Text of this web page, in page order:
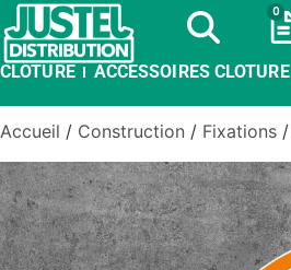
0
CLOTURE ACCESSOIRES CLOTURE
Accueil / Construction / Fixations /